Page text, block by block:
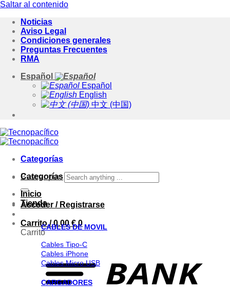
Saltar al contenido
Noticias
Aviso Legal
Condiciones generales
Preguntas Frecuentes
RMA
Español
Español
English
中文 (中国)
Categorías
Buscar por:
Acceder / Registrarse
Carrito /0.00€ 0
Carrito
Categorías
Inicio
Tienda
CABLES DE MOVIL
Cables Tipo-C
Cables iPhone
Cables Micro USB
CARGADORES